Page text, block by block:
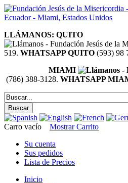
LLÁMANOS: QUITO
519. WHATSAPP QUITO (593) 98
MIAMI
(786) 388-3128. WHATSAPP
Carro vacío
Mostrar Carrito
Su cuenta
Sus pedidos
Lista de Precios
Inicio